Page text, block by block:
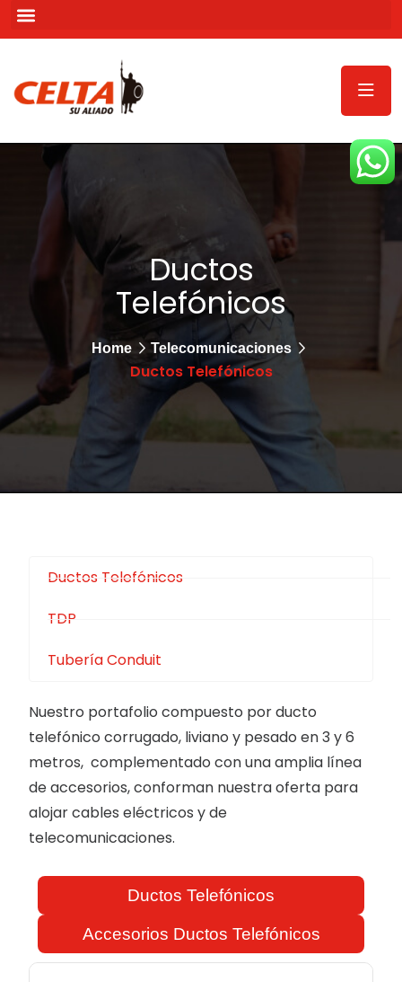
Ductos
Telefónicos
Home Telecomunicaciones
Ductos Telefónicos
Ductos Telefónicos
TDP
Tubería Conduit
Nuestro portafolio compuesto por ducto
telefónico corrugado, liviano y pesado en 3 y 6
metros, complementado con una amplia línea
de accesorios, conforman nuestra oferta para
alojar cables eléctricos y de
telecomunicaciones.
Ductos Telefónicos
Accesorios Ductos Telefónicos